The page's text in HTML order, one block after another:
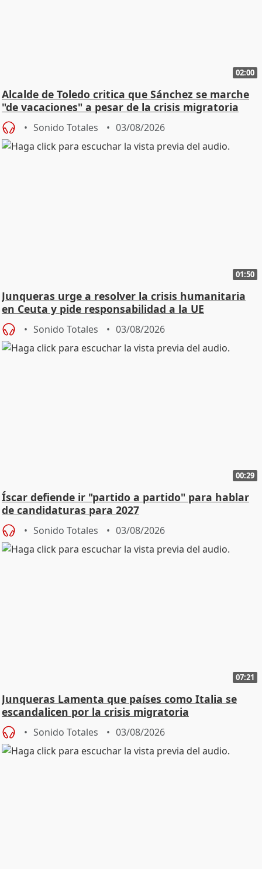
02:00
Alcalde de Toledo critica que Sánchez se marche
"de vacaciones" a pesar de la crisis migratoria
Sonido Totales 03/08/2026
01:50
Junqueras urge a resolver la crisis humanitaria
en Ceuta y pide responsabilidad a la UE
Sonido Totales 03/08/2026
00:29
Íscar defiende ir "partido a partido" para hablar
de candidaturas para 2027
Sonido Totales 03/08/2026
07:21
Junqueras Lamenta que países como Italia se
escandalicen por la crisis migratoria
Sonido Totales 03/08/2026